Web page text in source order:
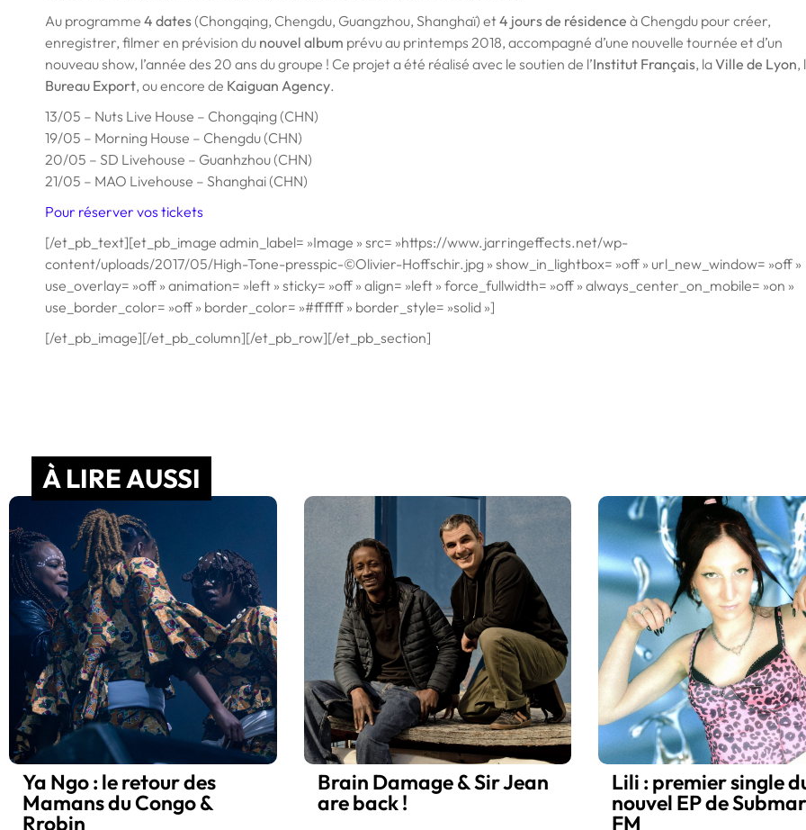
Au programme 4 dates (Chongqing, Chengdu, Guangzhou, Shanghaï) et4 jours de résidence à Chengdu pour créer,
enregistrer, filmer en prévision du nouvel album prévu au printemps 2018, accompagné d’une nouvelle tournée et d’un
nouveau show, l’année des 20 ans du groupe ! Ce projet a été réalisé avec le soutien de l’Institut Français, laVille de Lyon,
Bureau Export, ou encore de Kaiguan Agency.
13/05 – Nuts Live House – Chongqing (CHN)
19/05 – Morning House – Chengdu (CHN)
20/05 – SD Livehouse – Guanhzhou (CHN)
21/05 – MAO Livehouse – Shanghai (CHN)
Pour réserver vos tickets
[/et_pb_text][et_pb_image admin_label= »Image » src= »https://www.jarringeffects.net/wp-
content/uploads/2017/05/High-Tone-presspic-©Olivier-Hoffschir.jpg » show_in_lightbox= »off » url_new_window= »off »
use_overlay= »off » animation= »left » sticky= »off » align= »left » force_fullwidth= »off » always_center_on_mobile= »on »
use_border_color= »off » border_color= »#ffffff » border_style= »solid »]
[/et_pb_image][/et_pb_column][/et_pb_row][/et_pb_section]
À LIRE AUSSI
Ya Ngo : le retour des
Mamans du Congo &
Rrobin
Brain Damage & Sir Jean
are back !
Lili : premier single
nouvel EP de
FM